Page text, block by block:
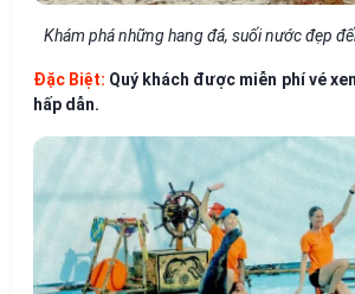
Khám phá những hang đá, suối nước đẹp
Đặc Biệt: Quý khách được miễn phí vé
hấp dẫn.